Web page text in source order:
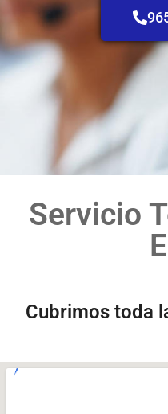
Servicio
Cubrimos toda